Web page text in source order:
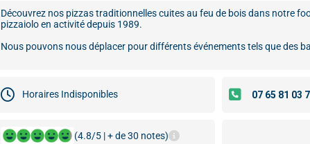
Découvrez nos pizzas traditionnelles cuites au feu de bois dans notre
pizzaiolo en activité depuis 1989.
Nous pouvons nous déplacer pour différents événements tels que des
Horaires Indisponibles
(4.8/5 | + de 30 notes)